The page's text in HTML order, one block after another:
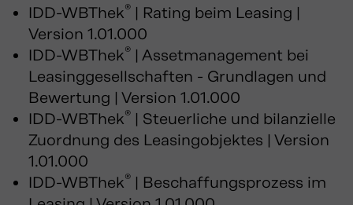
IDD-WBThek® | Rating beim Leasing |
Version 1.01.000
IDD-WBThek® | Assetmanagement bei
Leasinggesellschaften - Grundlagen und
Bewertung | Version 1.01.000
IDD-WBThek® | Steuerliche und bilanzielle
Zuordnung des Leasingobjektes | Version
1.01.000
IDD-WBThek® | Beschaffungsprozess im